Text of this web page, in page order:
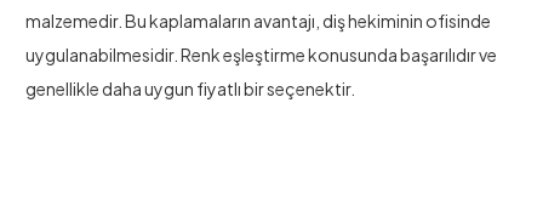
malzemedir. Bu kaplamaların avantajı, diş hekiminin ofisinde
uygulanabilmesidir. Renk eşleştirme konusunda başarılıdır ve
genellikle daha uygun fiyatlı bir seçenektir.